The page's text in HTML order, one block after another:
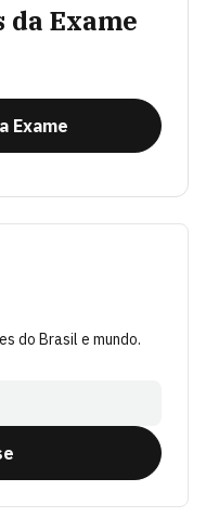
da Exame
Exame
do Brasil e mundo.